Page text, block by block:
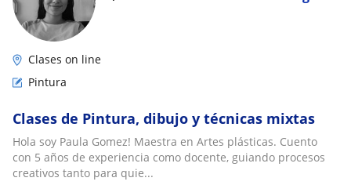
Clases on line
Pintura
Clases de Pintura, dibujo y técnicas mixtas
Hola soy Paula Gomez! Maestra en Artes plásticas. Cuento
con 5 años de experiencia como docente, guiando procesos
creativos tanto para quie...